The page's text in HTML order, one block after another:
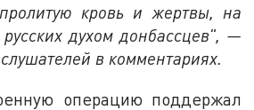
кровь и жертвы, на
духом донбассцев", —
в комментариях.
операцию поддержал